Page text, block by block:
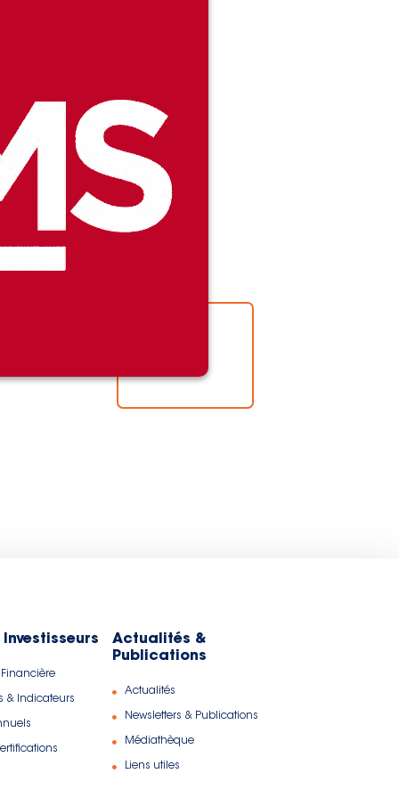
& Indicateurs
Actualités &
Publications
Actualités
Newsletters & Publications
Médiathèque
Liens utiles